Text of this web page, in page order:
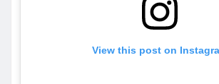
View this post on